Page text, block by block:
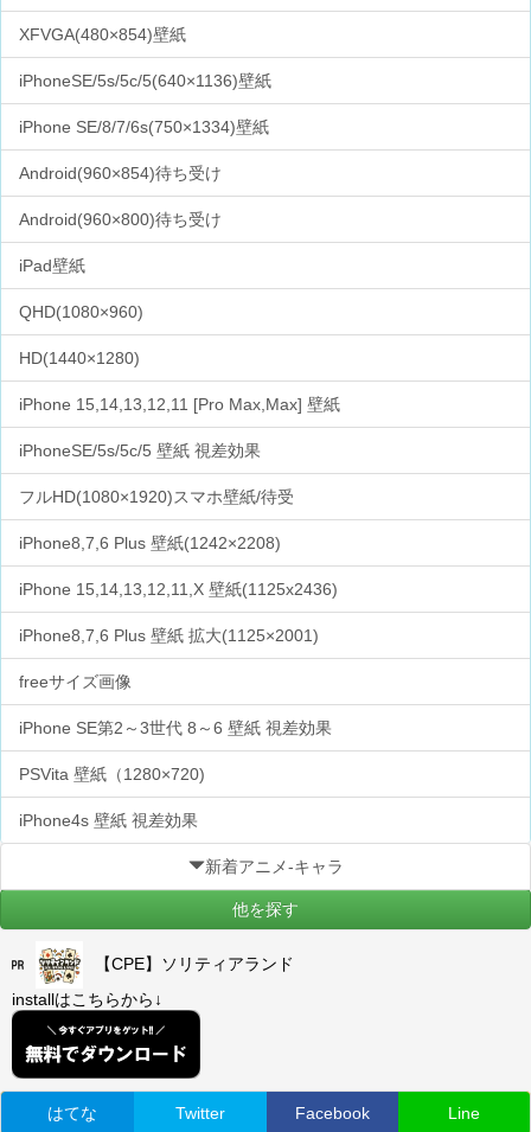
XFVGA(480×854)壁紙
iPhoneSE/5s/5c/5(640×1136)壁紙
iPhone SE/8/7/6s(750×1334)壁紙
Android(960×854)待ち受け
Android(960×800)待ち受け
iPad壁紙
QHD(1080×960)
HD(1440×1280)
iPhone 15,14,13,12,11 [Pro Max,Max] 壁紙
iPhoneSE/5s/5c/5 壁紙 視差効果
フルHD(1080×1920)スマホ壁紙/待受
iPhone8,7,6 Plus 壁紙(1242×2208)
iPhone 15,14,13,12,11,X 壁紙(1125x2436)
iPhone8,7,6 Plus 壁紙 拡大(1125×2001)
freeサイズ画像
iPhone SE第2～3世代 8～6 壁紙 視差効果
PSVita 壁紙（1280×720)
iPhone4s 壁紙 視差効果
新着アニメ-キャラ
他を探す
【CPE】ソリティアランド
installはこちらから↓
はてな Twitter Facebook Line